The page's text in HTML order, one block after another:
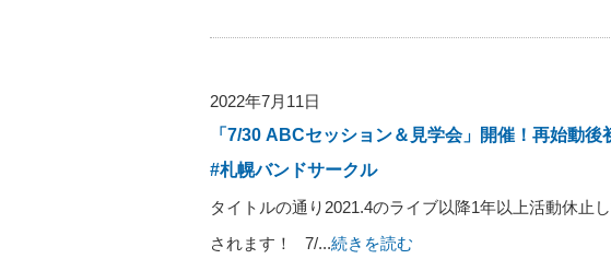
2022年7月11日
「7/30 ABCセッション＆見学会」開催！再始動
#札幌バンドサークル
タイトルの通り2021.4のライブ以降1年以上活動休止
されます！ 7/...続きを読む